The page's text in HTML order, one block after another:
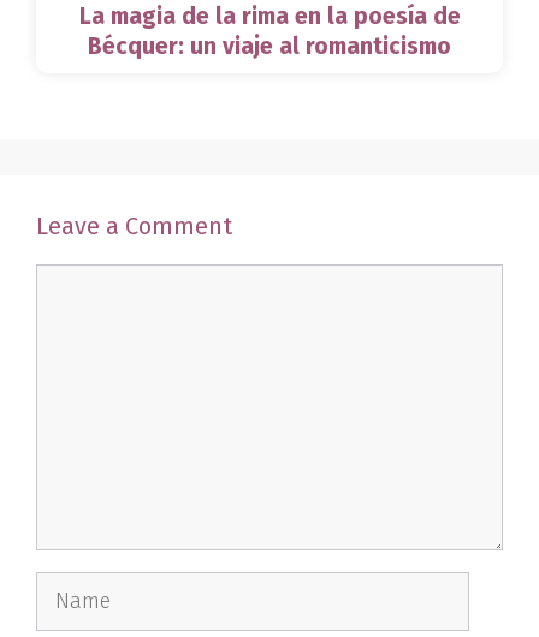
La magia de la rima en la poesía de
Bécquer: un viaje al romanticismo
Leave a Comment
Name